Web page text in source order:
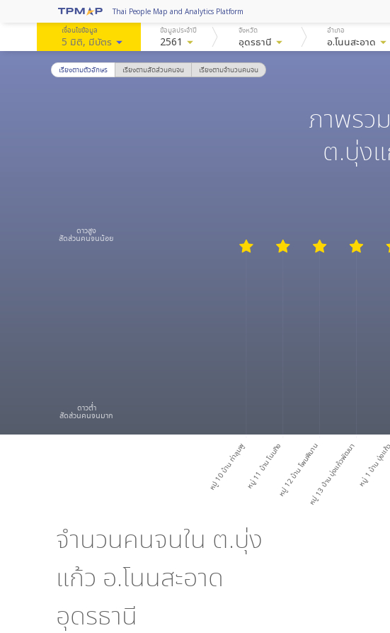
Thai People Map and Analytics Platform
เงื่อนไขข้อมูล
5 มิติ, มีบัตรarrow_drop_down
ข้อมูลประจำปี
2561 arrow_drop_down
จังหวัด
อุดรธานี arrow_drop_down
อำเภอ
อ.โนนสะอาด arrow_drop_down
เรียงตามตัวอักษร เรียงตามสัดส่วนคนจน เรียงตามจำนวนคนจน
ภาพรว
ต.บุ่ง
หมู่ 10 บ้าน ท่าลุมพูหมู่ 11 บ้าน โนนทิงหมู่ 12 บ้าน โพนพิมานหมู่ 13 บ้าน บุ่งแก้วพัฒนา หมู่ 1 บ้าน บุ่งแก้ว
ดาวสูง
สัดส่วนคนจนน้อย
ดาวต่ำ
สัดส่วนคนจนมาก
จำนวนคนจนใน ต.บุ่ง
แก้ว อ.โนนสะอาด
อุดรธานี